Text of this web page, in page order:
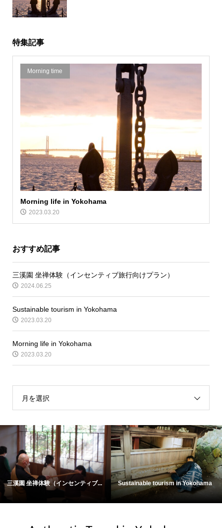
特集記事
Morning time
Morning life in Yokohama
2023.03.20
おすすめ記事
三溪園 坐禅体験（インセンティブ旅行向けプラン）
2024.06.25
Sustainable tourism in Yokohama
2023.03.20
Morning life in Yokohama
2023.03.20
月を選択
三溪園 坐禅体験（インセンティブ... Sustainable tourism in Yokohama